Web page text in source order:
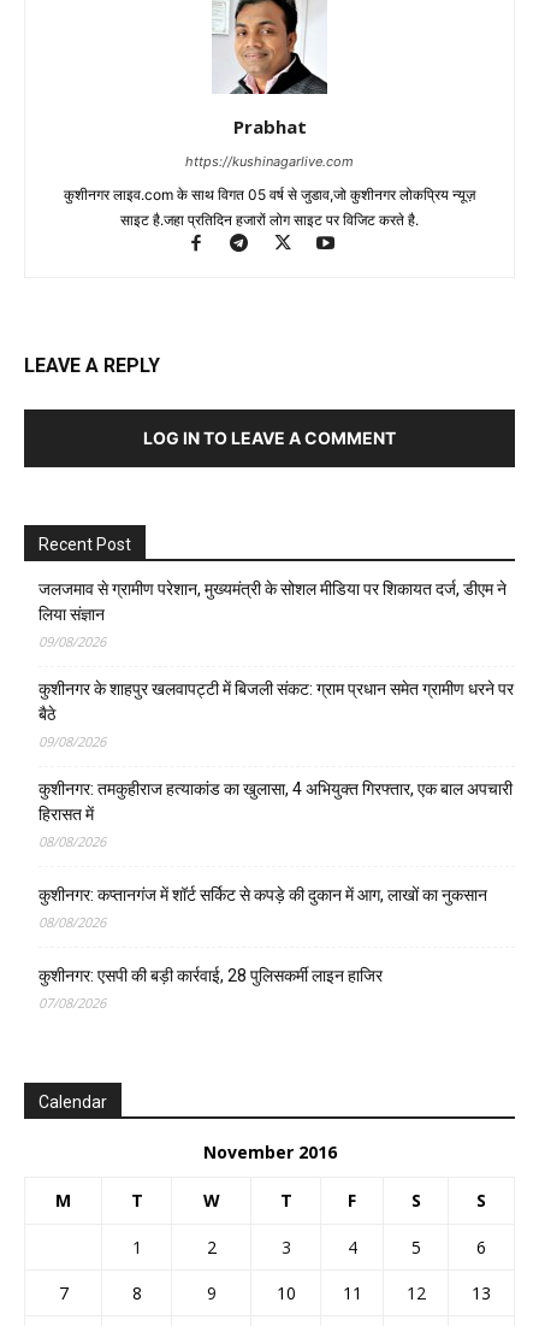
Prabhat
https://kushinagarlive.com
कुशीनगर लाइव.com के साथ विगत 05 वर्ष से जुडाव,जो कुशीनगर लोकप्रिय न्यूज़
साइट है.जहा प्रतिदिन हजारों लोग साइट पर विजिट करते है.
LEAVE A REPLY
LOG IN TO LEAVE A COMMENT
Recent Post
जलजमाव से ग्रामीण परेशान, मुख्यमंत्री के सोशल मीडिया पर शिकायत दर्ज, डीएम ने
लिया संज्ञान
09/08/2026
कुशीनगर के शाहपुर खलवापट्टी में बिजली संकट: ग्राम प्रधान समेत ग्रामीण धरने पर
बैठे
09/08/2026
कुशीनगर: तमकुहीराज हत्याकांड का खुलासा, 4 अभियुक्त गिरफ्तार, एक बाल अपचारी
हिरासत में
08/08/2026
कुशीनगर: कप्तानगंज में शॉर्ट सर्किट से कपड़े की दुकान में आग, लाखों का नुकसान
08/08/2026
कुशीनगर: एसपी की बड़ी कार्रवाई, 28 पुलिसकर्मी लाइन हाजिर
07/08/2026
Calendar
November 2016
M T W T F S S
1 2 3 4 5
6
7
8 9 10 11 12
13